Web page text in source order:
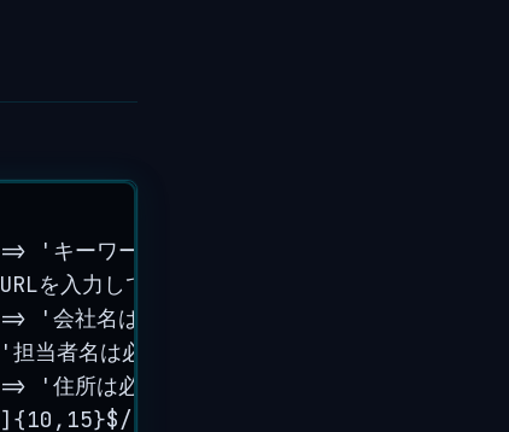
=> ' キーワードは必ず入力してください
を入力してください
=> '会社名は必ず入力してください
'担当者名は必ず入力してください
=> '住所は必ず入力してください
$/'